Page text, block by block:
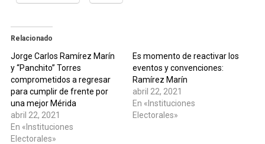
Relacionado
Jorge Carlos Ramírez Marín
y “Panchito” Torres
comprometidos a regresar
para cumplir de frente por
una mejor Mérida
abril 22, 2021
En «Instituciones
Electorales»
Es momento de reactivar los
eventos y convenciones:
Ramírez Marín
abril 22, 2021
En «Instituciones
Electorales»